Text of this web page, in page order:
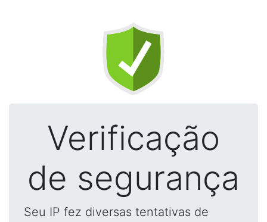
Verificação
de segurança
Seu IP fez diversas tentativas de